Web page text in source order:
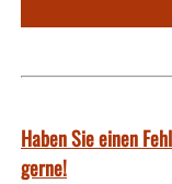
Haben Sie einen
gerne!